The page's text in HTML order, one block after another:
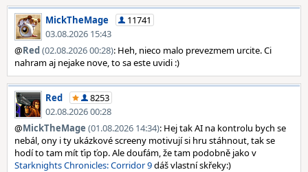
MickTheMage
11741
03.08.2026 15:43
@Red(02.08.2026 00:28): Heh, nieco malo prevezmem urcite. Ci
nahram aj nejake nove, to sa este uvidi :)
Red
8253
02.08.2026 00:28
@MickTheMage (01.08.2026 14:34): Hej tak AI na kontrolu bych se
nebál, ony i ty ukázkové screeny motivují si hru stáhnout, tak se
hodí to tam mít ťip ťop. Ale doufám, že tam podobně jako v
Starknights Chronicles: Corridor 9dáš vlastní skřeky:)